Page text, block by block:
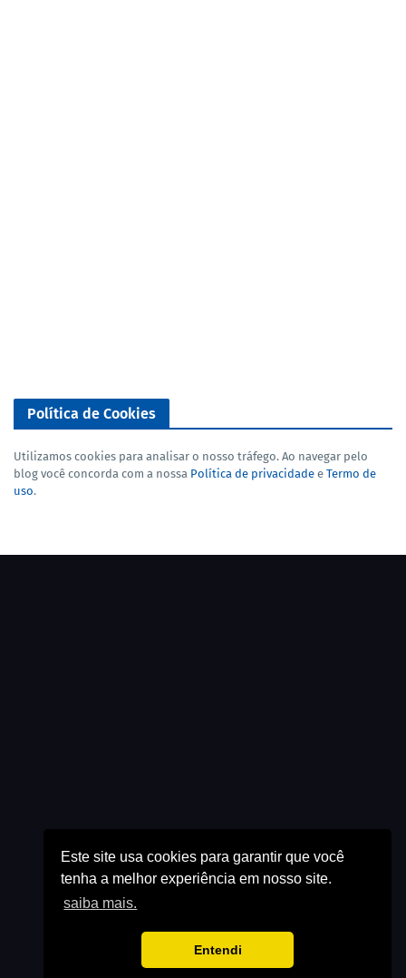
Este site usa cookies para garantir que você
tenha a melhor experiência em nosso site.
saiba mais.
Entendi
Política de Cookies
Utilizamos cookies para analisar o nosso tráfego. Ao navegar pelo
blog você concorda com a nossa Política de privacidade e Termo de
uso.